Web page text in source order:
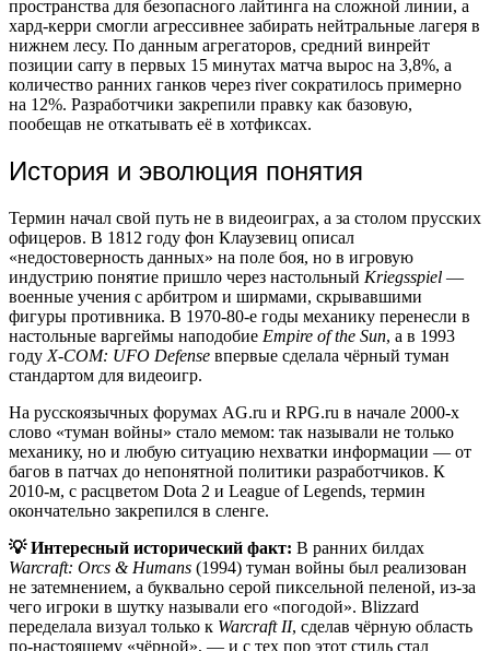
пространства для безопасного лайтинга на сложной линии, а
хард-керри смогли агрессивнее забирать нейтральные лагеря в
нижнем лесу. По данным агрегаторов, средний винрейт
позиции carry в первых 15 минутах матча вырос на 3,8%, а
количество ранних ганков через river сократилось примерно
на 12%. Разработчики закрепили правку как базовую,
пообещав не откатывать её в хотфиксах.
История и эволюция понятия
Термин начал свой путь не в видеоиграх, а за столом прусских
офицеров. В 1812 году фон Клаузевиц описал
«недостоверность данных» на поле боя, но в игровую
индустрию понятие пришло через настольный Kriegsspiel —
военные учения с арбитром и ширмами, скрывавшими
фигуры противника. В 1970-80-е годы механику перенесли в
настольные варгеймы наподобие Empire of the Sun, а в 1993
году X-COM: UFO Defense впервые сделала чёрный туман
стандартом для видеоигр.
На русскоязычных форумах AG.ru и RPG.ru в начале 2000-х
слово «туман войны» стало мемом: так называли не только
механику, но и любую ситуацию нехватки информации — от
багов в патчах до непонятной политики разработчиков. К
2010-м, с расцветом Dota 2 и League of Legends, термин
окончательно закрепился в сленге.
💡 Интересный исторический факт: В ранних билдах
Warcraft: Orcs & Humans (1994) туман войны был реализован
не затемнением, а буквально серой пиксельной пеленой, из-за
чего игроки в шутку называли его «погодой». Blizzard
переделала визуал только к Warcraft II, сделав чёрную область
по-настоящему «чёрной», — и с тех пор этот стиль стал